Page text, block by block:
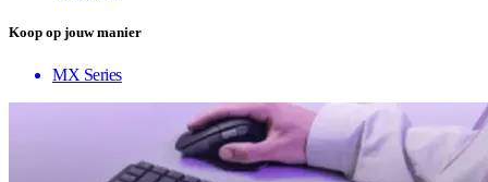
Koop op jouw manier
MX Series